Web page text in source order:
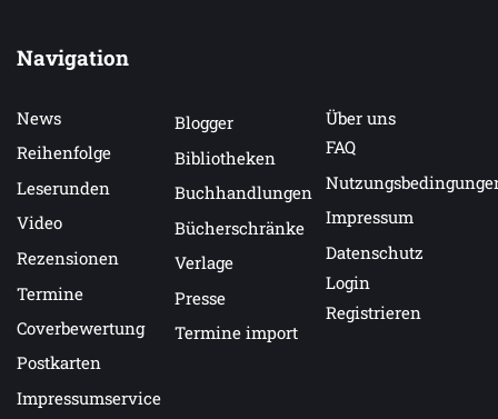
Navigation
News
Reihenfolge
Leserunden
Video
Rezensionen
Termine
Coverbewertung
Postkarten
Impressumservice
Blogger
Bibliotheken
Buchhandlungen
Bücherschränke
Verlage
Presse
Termine import
Über uns
FAQ
Impressum
Datenschutz
Login
Registrieren